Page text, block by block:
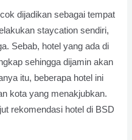
dijadikan sebagai tempat
staycation sendiri,
Sebab, hotel yang ada di
sehingga dijamin akan
itu, beberapa hotel ini
kota yang menakjubkan.
rekomendasi hotel di BSD